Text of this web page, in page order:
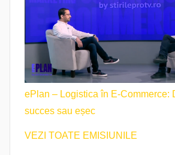
ePlan – Logistica în E-Commerce:
succes sau eșec
VEZI TOATE EMISIUNILE